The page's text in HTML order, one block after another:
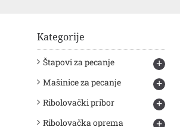
Kategorije
Štapovi za pecanje +
Mašinice za pecanje +
Ribolovački pribor +
Ribolovačka oprema +